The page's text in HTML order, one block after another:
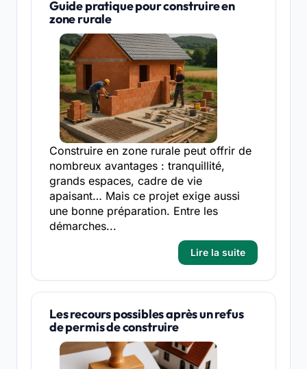
Guide pratique pour construire en
zone rurale
Construire en zone rurale peut offrir de
nombreux avantages : tranquillité,
grands espaces, cadre de vie
apaisant… Mais ce projet exige aussi
une bonne préparation. Entre les
démarches...
Lire la suite
Les recours possibles après un refus
de permis de construire